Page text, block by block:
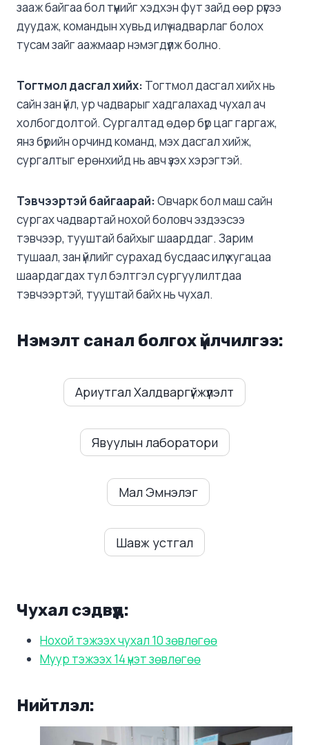
зааж байгаа бол түүнийг хэдхэн фут зайд өөр рүүгээ
дуудаж, командын хувьд илүү чадварлаг болох
тусам зайг аажмаар нэмэгдүүлж болно.
Тогтмолдасгал хийх: Тогтмол дасгал хийх нь
сайн зан үйл, ур чадварыг хадгалахад чухал ач
холбогдолтой. Сургалтад өдөр бүр цаг гаргаж,
янз бүрийн орчинд команд, мэх дасгал хийж,
сургалтыг ерөнхийд нь авч үзэх хэрэгтэй.
Тэвчээртэй байгаарай:Овчарк бол маш сайн
сургах чадвартай нохой боловч эздээсээ
тэвчээр, тууштай байхыг шаарддаг. Зарим
тушаал, зан үйлийг сурахад бусдаас илүү хугацаа
шаардагдах тул бэлтгэл сургуулилтдаа
тэвчээртэй, тууштай байх нь чухал.
Нэмэлт санал болгох үйлчилгээ:
Ариутгал Халдваргүйжүүлэлт
Явуулын лаборатори
Мал Эмнэлэг
Шавж устгал
Чухал сэдвүүд:
Нохой тэжээх чухал 10 зөвлөгөө
Муур тэжээх 14 үнэт зөвлөгөө
Нийтлэл: